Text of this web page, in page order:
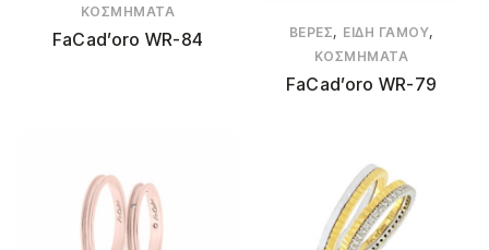
ΚΟΣΜΉΜΑΤΑ
FaCad’oro WR-84 ΒΈΡΕΣ, ΕΊΔΗ ΓΆΜΟΥ,
ΚΟΣΜΉΜΑΤΑ
FaCad’oro WR-79